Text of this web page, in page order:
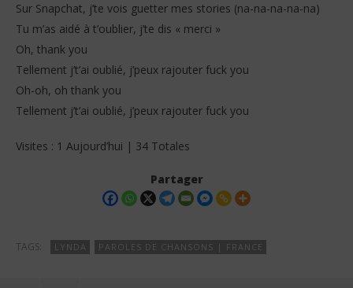
Sur Snapchat, j’te vois guetter mes stories (na-na-na-na-na)
Tu m’as aidé à t’oublier, j’te dis « merci »
Oh, thank you
Tellement j’t’ai oublié, j’peux rajouter fuck you
Oh-oh, oh thank you
Tellement j’t’ai oublié, j’peux rajouter fuck you
Visites : 1 Aujourd’hui | 34 Totales
Partager
TAGS: LYNDA PAROLES DE CHANSONS | FRANCE